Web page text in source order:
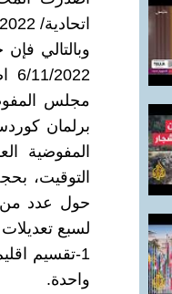
وبالتالي
مجلس
المفوضية
التوقيت،
لسبع
1-تقسيم
واحدة.